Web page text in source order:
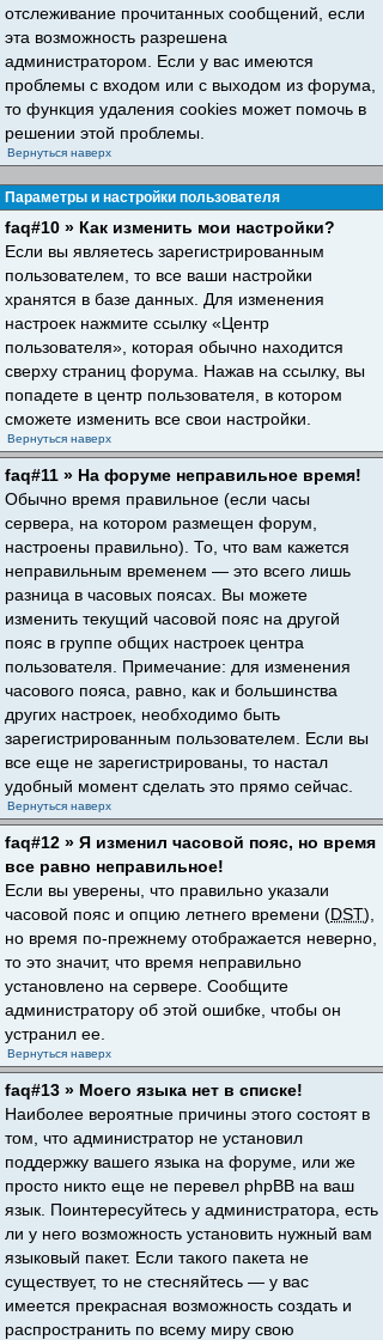
отслеживание прочитанных сообщений, если
эта возможность разрешена
администратором. Если у вас имеются
проблемы с входом или с выходом из форума,
то функция удаления cookies может помочь в
решении этой проблемы.
Вернуться наверх
Параметры и настройки пользователя
faq#10 » Как изменить мои настройки?
Если вы являетесь зарегистрированным
пользователем, то все ваши настройки
хранятся в базе данных. Для изменения
настроек нажмите ссылку «Центр
пользователя», которая обычно находится
сверху страниц форума. Нажав на ссылку, вы
попадете в центр пользователя, в котором
сможете изменить все свои настройки.
Вернуться наверх
faq#11 » На форуме неправильное время!
Обычно время правильное (если часы
сервера, на котором размещен форум,
настроены правильно). То, что вам кажется
неправильным временем — это всего лишь
разница в часовых поясах. Вы можете
изменить текущий часовой пояс на другой
пояс в группе общих настроек центра
пользователя. Примечание: для изменения
часового пояса, равно, как и большинства
других настроек, необходимо быть
зарегистрированным пользователем. Если вы
все еще не зарегистрированы, то настал
удобный момент сделать это прямо сейчас.
Вернуться наверх
faq#12 » Я изменил часовой пояс, но время
все равно неправильное!
Если вы уверены, что правильно указали
часовой пояс и опцию летнего времени (DST),
но время по-прежнему отображается неверно,
то это значит, что время неправильно
установлено на сервере. Сообщите
администратору об этой ошибке, чтобы он
устранил ее.
Вернуться наверх
faq#13 » Моего языка нет в списке!
Наиболее вероятные причины этого состоят в
том, что администратор не установил
поддержку вашего языка на форуме, или же
просто никто еще не перевел phpBB на ваш
язык. Поинтересуйтесь у администратора, есть
ли у него возможность установить нужный вам
языковый пакет. Если такого пакета не
существует, то не стесняйтесь — у вас
имеется прекрасная возможность создать и
распространить по всему миру свою